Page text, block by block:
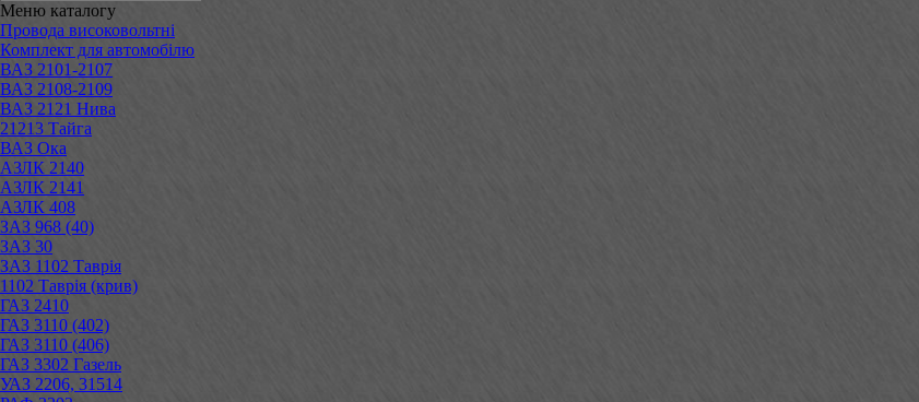
Меню каталогу
Провода високовольтні
Комплект для автомобілю
ВАЗ 2101-2107
ВАЗ 2108-2109
ВАЗ 2121 Нива
21213 Тайга
ВАЗ Ока
АЗЛК 2140
АЗЛК 2141
АЗЛК 408
ЗАЗ 968 (40)
ЗАЗ 30
ЗАЗ 1102 Таврія
1102 Таврія (крив)
ГАЗ 2410
ГАЗ 3110 (402)
ГАЗ 3110 (406)
ГАЗ 3302 Газель
УАЗ 2206, 31514